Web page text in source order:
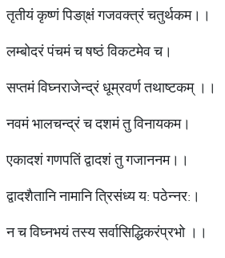
तृतीयं कृष्णं पिङा्क्षं गजवक्त्रं चतुर्थकम।।
लम्बोदरं पंचमं च षष्ठं विकटमेव च।
सप्तमं विघ्नराजेन्द्रं धूम्रवर्ण तथाष्टकम् ।।
नवमं भालचन्द्रं च दशमं तु विनायकम।
एकादशं गणपतिं द्वादशं तु गजाननम।।
द्वादशैतानि नामानि त्रिसंध्य य: पठेन्नर:।
न च विघ्नभयं तस्य सर्वासिद्धिकरंप्रभो ।।